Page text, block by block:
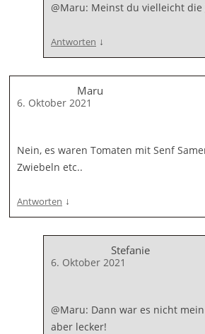
@Maru: Meinst du vielleicht die
Antworten ↓
Maru
6. Oktober 2021
Nein, es waren Tomaten mit Senf
Zwiebeln etc..
Antworten ↓
Stefanie
6. Oktober 2021
@Maru: Dann war es nicht
aber lecker!